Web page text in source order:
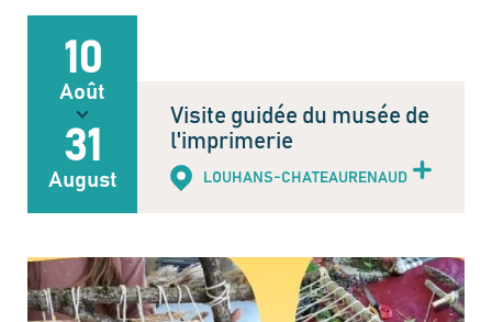
10
Août
31
August
Visite guidée du musée de
l'imprimerie
LOUHANS-CHATEAURENAUD